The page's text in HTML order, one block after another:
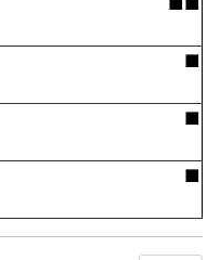
■
■
■